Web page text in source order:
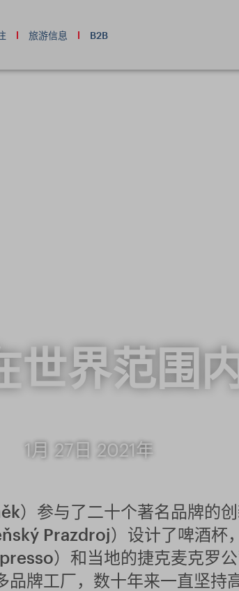
旅游信息 B2B
世界范围
1月 27日 2021年
）参与了二十个著名品牌的
Prazdroj）设计了啤酒杯
）和当地的捷克麦克罗
牌工厂，数十年来一直坚持